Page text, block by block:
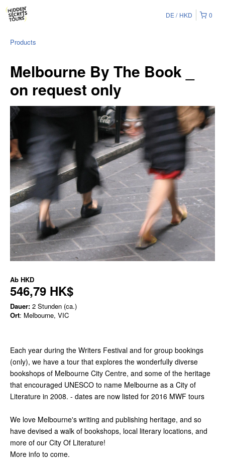
0
DE HKD
Products
Melbourne By The Book _
on request only
Ab HKD
546,79 HK$
Dauer: 2 Stunden (ca.)
Ort: Melbourne, VIC
Each year during the Writers Festival and for group bookings
(only), we have a tour that explores the wonderfully diverse
bookshops of Melbourne City Centre, and some of the heritage
that encouraged UNESCO to name Melbourne as a City of
Literature in 2008. - dates are now listed for 2016 MWF tours
We love Melbourne's writing and publishing heritage, and so
have devised a walk of bookshops, local literary locations, and
more of our City Of Literature!
More info to come.